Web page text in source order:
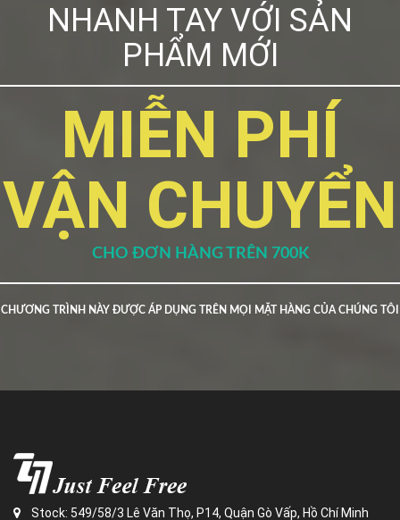
NHANH TAY VỚI SẢN
PHẨM MỚI
MIỄN PHÍ
VẬN CHUYỂN
CHO ĐƠN HÀNG TRÊN 700K
CHƯƠNG TRÌNH NÀY ĐƯỢC ÁP DỤNG TRÊN MỌI MẶT HÀNG CỦA CHÚNG TÔI
Stock: 549/58/3 Lê Văn Thọ, P14, Quận Gò Vấp, Hồ Chí Minh